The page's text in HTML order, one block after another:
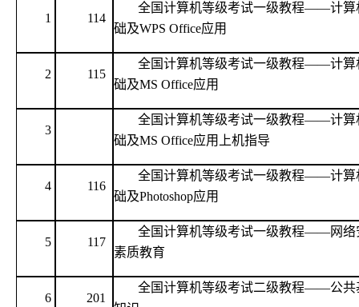
1 114
全国计算机等级考试一级教程——计算
础及WPS Office应用
2 115
全国计算机等级考试一级教程——计算
础及MS Office应用
3
全国计算机等级考试一级教程——计算
础及MS Office应用上机指导
4 116
全国计算机等级考试一级教程——计算
础及Photoshop应用
5 117
全国计算机等级考试一级教程——网络
素质教育
6 201
全国计算机等级考试二级教程——公共